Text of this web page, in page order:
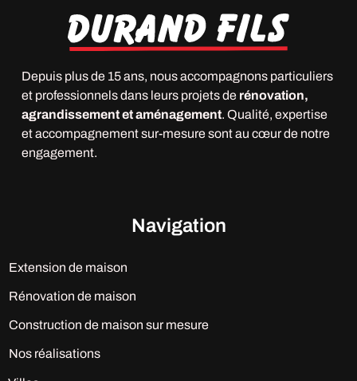
Depuis plus de 15 ans, nous accompagnons particuliers
et professionnels dans leurs projets de rénovation,
agrandissement et aménagement. Qualité, expertise
et accompagnement sur-mesure sont au cœur de notre
engagement.
Navigation
Extension de maison
Rénovation de maison
Construction de maison sur mesure
Nos réalisations